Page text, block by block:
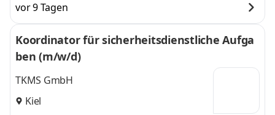
Würzburg,
München, Bielefeld,
Köln, Hamburg,
Berlin, Augsburg
Bielefeld, Köln,
Hamburg, Berlin,
vor 9 Tagen
Koordinator für sicherheitsdienstliche Aufga
ben (m/w/d)
TKMS GmbH
Kiel